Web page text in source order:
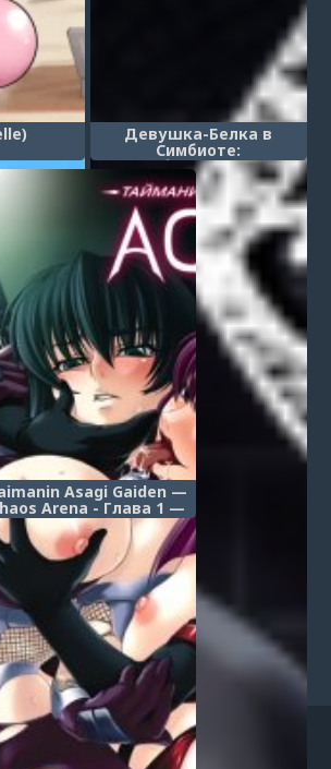
Девушка-Белка в
Симбиоте:
Симбиотическая
Прогулка (Symbiote
Squirrel Girl: Symbiotic
Joyride)
Asagi Gaiden —
Arena - Глава 1 —
тайманин —
1 (Taimanin Asagi
~ Chaos Arena Hen
~)
3 5 6 7
10
84